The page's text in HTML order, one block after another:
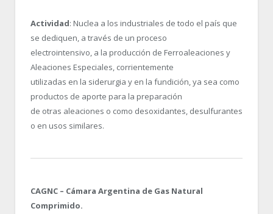
Actividad: Nuclea a los industriales de todo el país que
se dediquen, a través de un proceso
electrointensivo, a la producción de Ferroaleaciones y
Aleaciones Especiales, corrientemente
utilizadas en la siderurgia y en la fundición, ya sea como
productos de aporte para la preparación
de otras aleaciones o como desoxidantes, desulfurantes
o en usos similares.
CAGNC – Cámara Argentina de Gas Natural
Comprimido.